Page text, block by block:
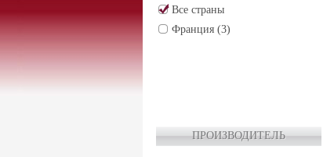
Все страны
Франция (3)
ПРОИЗВОДИТЕЛЬ